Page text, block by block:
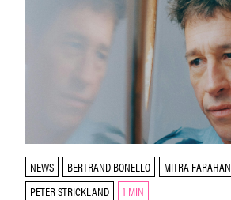
NEWS BERTRAND BONELLO
MITRA
PETER STRICKLAND
1 MIN